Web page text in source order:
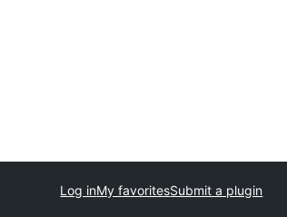
Submit a plugin
My favorites
Log in